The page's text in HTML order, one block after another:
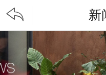
 新